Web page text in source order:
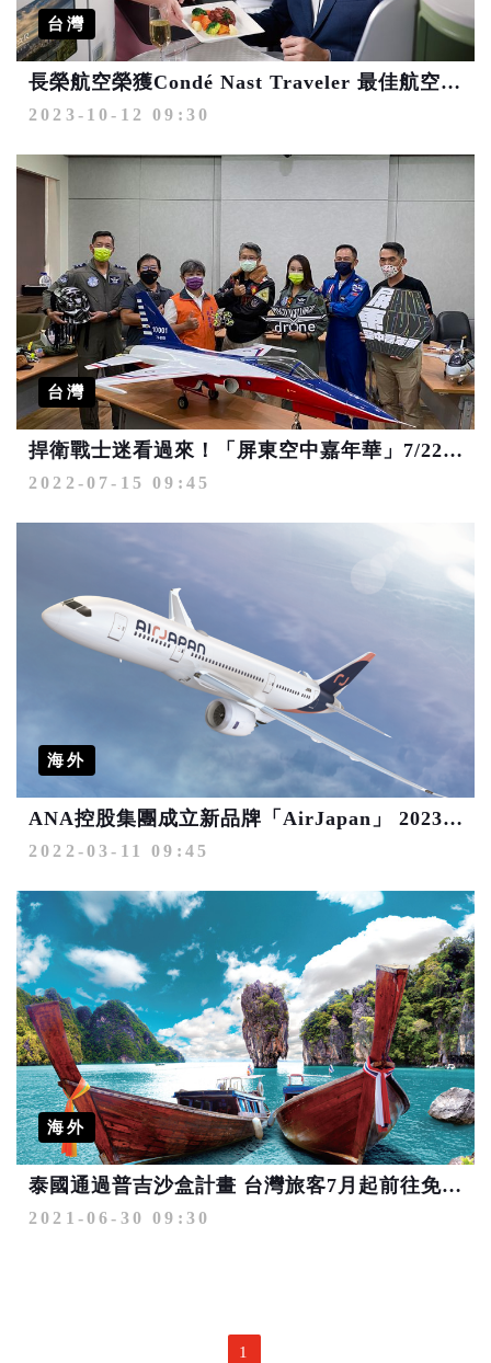
台灣
長榮航空榮獲Condé Nast Traveler 最佳航空、最佳餐飲雙項肯定
2023-10-12 09:30
台灣
捍衛戰士迷看過來！「屏東空中嘉年華」7/22以不同視角遨遊天際
2022-07-15 09:45
海外
ANA控股集團成立新品牌「AirJapan」 2023年投入國際中長程航線
2022-03-11 09:45
海外
泰國通過普吉沙盒計畫 台灣旅客7月起前往免隔離！
2021-06-30 09:30
1